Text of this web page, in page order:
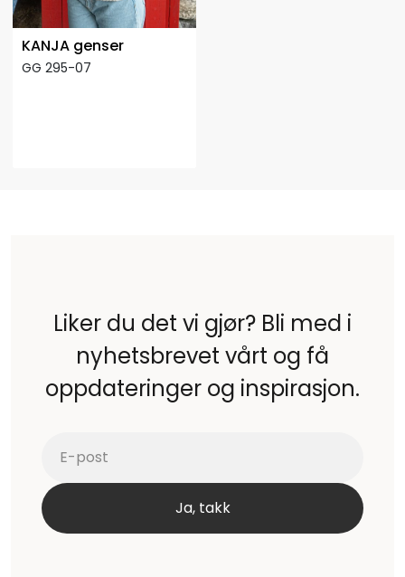
KANJA genser
GG 295-07
Liker du det vi gjør? Bli med i
nyhetsbrevet vårt og få
oppdateringer og inspirasjon.